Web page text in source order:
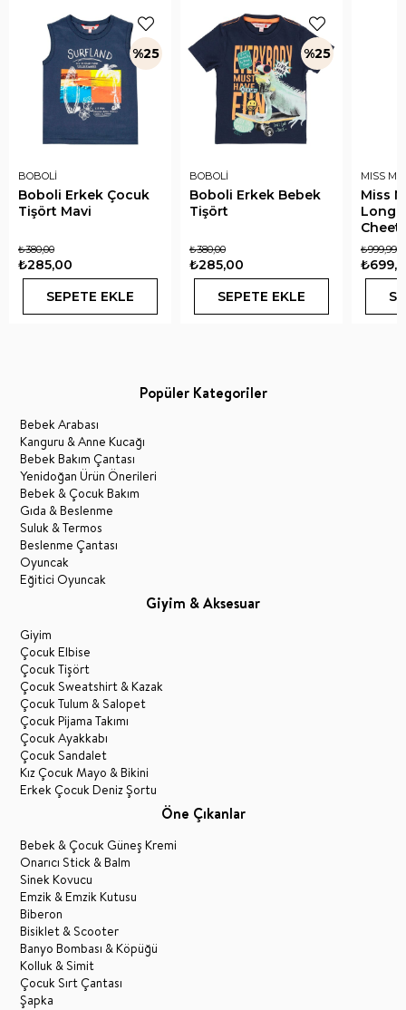
BOBOLİ
Boboli Erkek Çocuk
Tişört Mavi
₺285,00
₺380,00
SEPETE EKLE
%25
BOBOLİ
Boboli Erkek Bebek
Tişört
₺285,00
₺380,00
SEPETE EKLE
%25
MISS
Miss
Long
₺999,99
Popüler Kategoriler
Bebek Arabası
Kanguru & Anne Kucağı
Bebek Bakım Çantası
Yenidoğan Ürün Önerileri
Bebek & Çocuk Bakım
Gıda & Beslenme
Suluk & Termos
Beslenme Çantası
Oyuncak
Eğitici Oyuncak
Giyim & Aksesuar
Giyim
Çocuk Elbise
Çocuk Tişört
Çocuk Sweatshirt & Kazak
Çocuk Tulum & Salopet
Çocuk Pijama Takımı
Çocuk Ayakkabı
Çocuk Sandalet
Kız Çocuk Mayo & Bikini
Erkek Çocuk Deniz Şortu
Öne Çıkanlar
Bebek & Çocuk Güneş Kremi
Onarıcı Stick & Balm
Sinek Kovucu
Emzik & Emzik Kutusu
Biberon
Bisiklet & Scooter
Banyo Bombası & Köpüğü
Kolluk & Simit
Çocuk Sırt Çantası
Şapka